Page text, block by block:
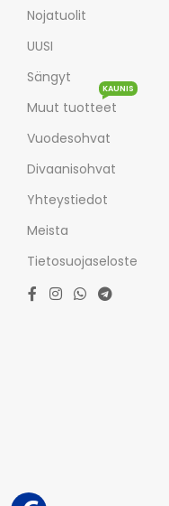
Nojatuolit
UUSI
Sängyt
Muut tuotteet
KAUNIS
Vuodesohvat
Divaanisohvat
Yhteystiedot
Meista
Tietosuojaseloste